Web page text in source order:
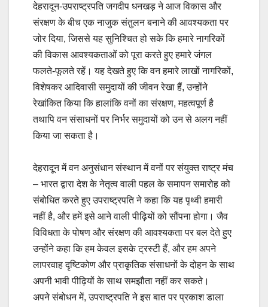
देहरादून-उपराष्ट्रपति जगदीप धनखड़ ने आज विकास और
संरक्षण के बीच एक नाजुक संतुलन बनाने की आवश्यकता पर
जोर दिया, जिससे यह सुनिश्चित हो सके कि हमारे नागरिकों
की विकास आवश्यकताओं को पूरा करते हुए हमारे जंगल
फलते-फूलते रहें। यह देखते हुए कि वन हमारे लाखों नागरिकों,
विशेषकर आदिवासी समुदायों की जीवन रेखा हैं, उन्होंने
रेखांकित किया कि हालांकि वनों का संरक्षण, महत्वपूर्ण है
तथापि वन संसाधनों पर निर्भर समुदायों को उन से अलग नहीं
किया जा सकता है।
देहरादून में वन अनुसंधान संस्थान में वनों पर संयुक्त राष्ट्र मंच
– भारत द्वारा देश के नेतृत्व वाली पहल के समापन समारोह को
संबोधित करते हुए उपराष्ट्रपति ने कहा कि यह पृथ्वी हमारी
नहीं है, और हमें इसे आने वाली पीढ़ियों को सौंपना होगा। जैव
विविधता के पोषण और संरक्षण की आवश्यकता पर बल देते हुए
उन्होंने कहा कि हम केवल इसके ट्रस्टी हैं, और हम अपने
लापरवाह दृष्टिकोण और प्राकृतिक संसाधनों के दोहन के साथ
अपनी भावी पीढ़ियों के साथ समझौता नहीं कर सकते।
अपने संबोधन में, उपराष्ट्रपति ने इस बात पर प्रकाश डाला